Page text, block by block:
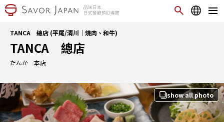
TANCA 總店 (平尾/清川｜燒肉、和牛)
TANCA 總店
たんか 本店
show all photo